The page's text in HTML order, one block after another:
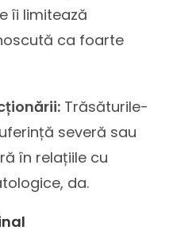
îi limitează
ca foarte
Trăsăturile-
severă sau
în relațiile cu
da.